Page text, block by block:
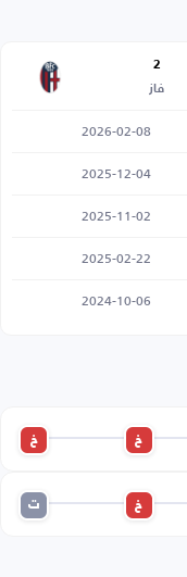
2
فاز
2026-02-08
2025-12-04
2025-11-02
2025-02-22
2024-10-06
خ خ
خ ت